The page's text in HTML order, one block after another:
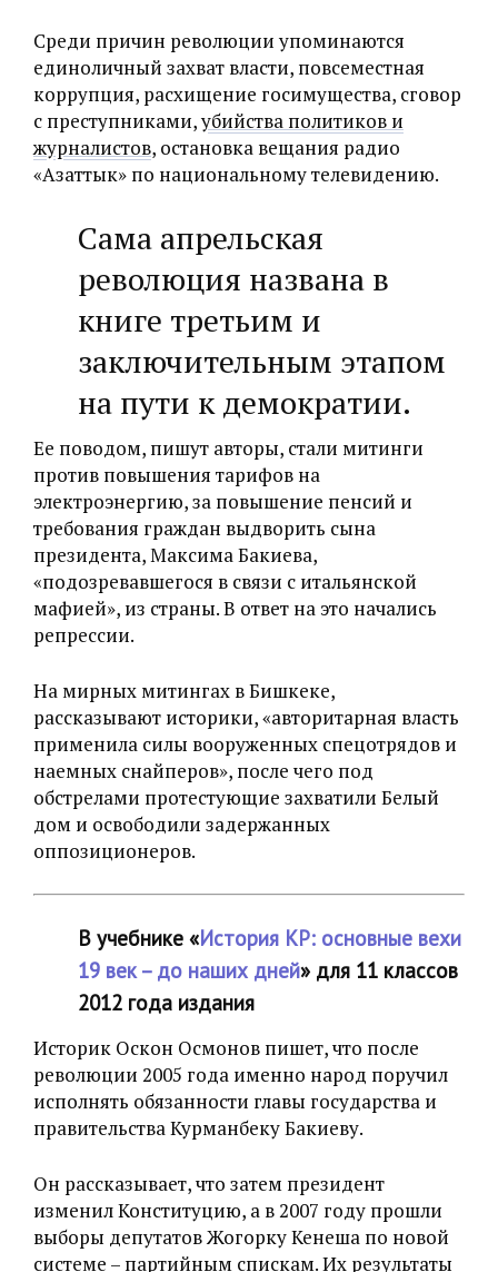
Среди причин революции упоминаются
единоличный захват власти, повсеместная
коррупция, расхищение госимущества, сговор
с преступниками,убийства политиков и
журналистов, остановка вещания радио
«‎Азаттык» по национальному телевидению.
Сама апрельская
революция названа в
книге третьим и
заключительным этапом
на пути к демократии.
Ее поводом, пишут авторы, стали митинги
против повышения тарифов на
электроэнергию, за повышение пенсий и
требования граждан выдворить сына
президента, Максима Бакиева,
«подозревавшегося в связи с итальянской
мафией», из страны. В ответ на это начались
репрессии.
На мирных митингах в Бишкеке,
рассказывают историки, «‎авторитарная власть
применила силы вооруженных спецотрядов и
наемных снайперов», после чего под
обстрелами протестующие захватили Белый
дом и освободили задержанных
оппозиционеров.
В учебнике «‎История КР: основные вехи
19 век – до наших дней» для 11 классов
2012 года издания
Историк Оскон Осмонов пишет, что после
революции 2005 года именно народ поручил
исполнять обязанности главы государства и
правительства Курманбеку Бакиеву.
Он рассказывает, что затем президент
изменил Конституцию, а в 2007 году прошли
выборы депутатов Жогорку Кенеша по новой
системе – партийным спискам. Их результаты